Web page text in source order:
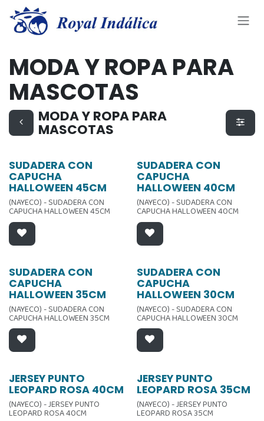
Ir al contenido
MODA Y ROPA PARA
MASCOTAS
MODA Y ROPA PARA
MASCOTAS
SUDADERA CON
CAPUCHA
HALLOWEEN 45CM
(NAYECO) - SUDADERA CON
CAPUCHA HALLOWEEN 45CM
SUDADERA CON
CAPUCHA
HALLOWEEN 40CM
(NAYECO) - SUDADERA CON
CAPUCHA HALLOWEEN 40CM
SUDADERA CON
CAPUCHA
HALLOWEEN 35CM
(NAYECO) - SUDADERA CON
CAPUCHA HALLOWEEN 35CM
SUDADERA CON
CAPUCHA
HALLOWEEN 30CM
(NAYECO) - SUDADERA CON
CAPUCHA HALLOWEEN 30CM
JERSEY PUNTO
LEOPARD ROSA 40CM
(NAYECO) - JERSEY PUNTO
LEOPARD ROSA 40CM
JERSEY PUNTO
LEOPARD ROSA 35CM
(NAYECO) - JERSEY PUNTO
LEOPARD ROSA 35CM